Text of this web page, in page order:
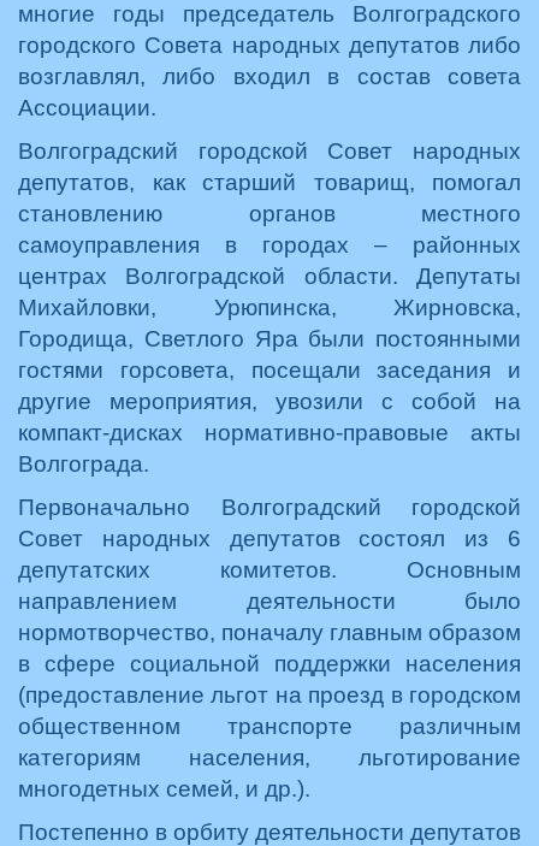
многие годы председатель Волгоградского
городского Совета народных депутатов либо
возглавлял, либо входил в состав совета
Ассоциации.
Волгоградский городской Совет народных
депутатов, как старший товарищ, помогал
становлению органов местного
самоуправления в городах – районных
центрах Волгоградской области. Депутаты
Михайловки, Урюпинска, Жирновска,
Городища, Светлого Яра были постоянными
гостями горсовета, посещали заседания и
другие мероприятия, увозили с собой на
компакт-дисках нормативно-правовые акты
Волгограда.
Первоначально Волгоградский городской
Совет народных депутатов состоял из 6
депутатских комитетов. Основным
направлением деятельности было
нормотворчество, поначалу главным образом
в сфере социальной поддержки населения
(предоставление льгот на проезд в городском
общественном транспорте различным
категориям населения, льготирование
многодетных семей, и др.).
Постепенно в орбиту деятельности депутатов